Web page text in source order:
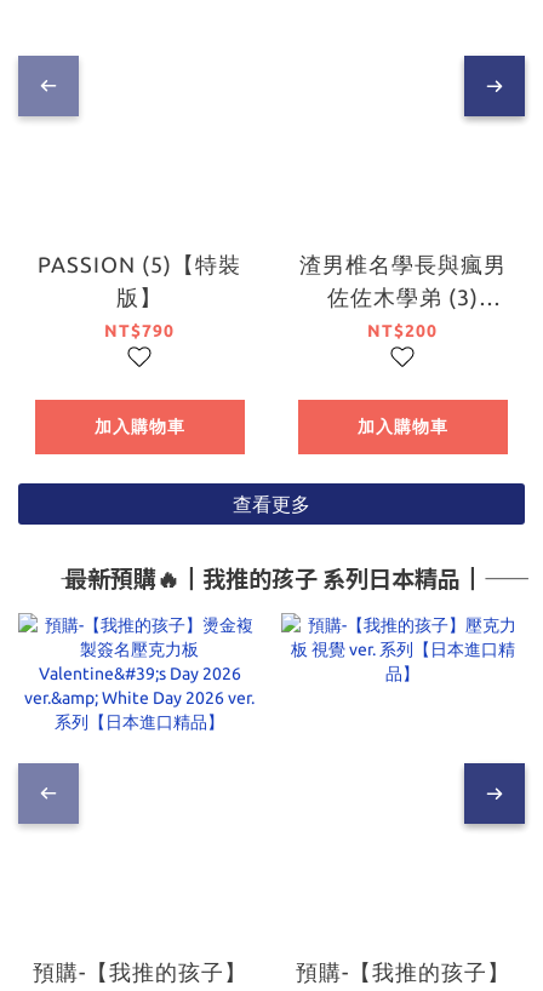
PASSION (5)【特裝
版】
NT$790
加入購物車
渣男椎名學長與瘋男
佐佐木學弟 (3)
（完）
NT$200
加入購物車
查看更多
―― 最新預購🔥┃我推的孩子 系列日本精品┃――
預購-【我推的孩子】
預購-【我推的孩子】